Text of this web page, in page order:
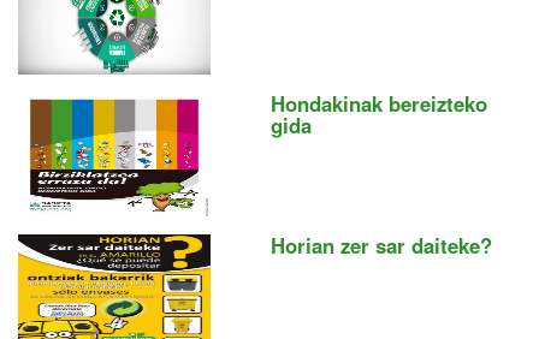
Hondakinak bereizteko
gida
Horian zer sar daiteke?